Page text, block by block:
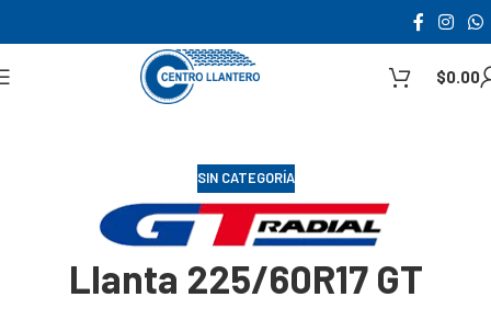
$0.00
SIN CATEGORÍA
Llanta 225/60R17 GT